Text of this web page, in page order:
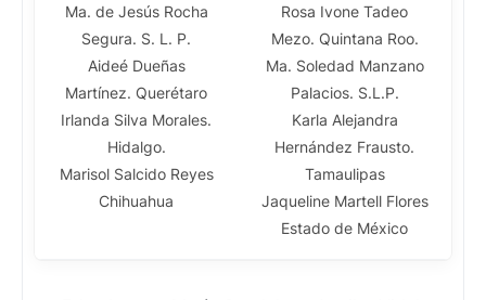
Ma. de Jesús Rocha
Segura. S. L. P.
Aideé Dueñas
Martínez. Querétaro
Irlanda Silva Morales.
Hidalgo.
Marisol Salcido Reyes
Chihuahua
Rosa Ivone Tadeo
Mezo. Quintana Roo.
Ma. Soledad Manzano
Palacios. S.L.P.
Karla Alejandra
Hernández Frausto.
Tamaulipas
Jaqueline Martell Flores
Estado de México